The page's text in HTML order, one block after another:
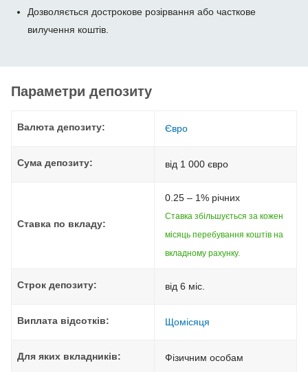
Дозволяється дострокове розірвання або часткове
вилучення коштів.
Параметри депозиту
Валюта депозиту: Євро
Сума депозиту: від 1 000 євро
Ставка по вкладу:
0.25 – 1% річних
Ставка збільшується за кожен
місяць перебування коштів на
вкладному рахунку.
Строк депозиту: від 6 міс.
Виплата відсотків: Щомісяця
Для яких вкладників: Фізичним особам